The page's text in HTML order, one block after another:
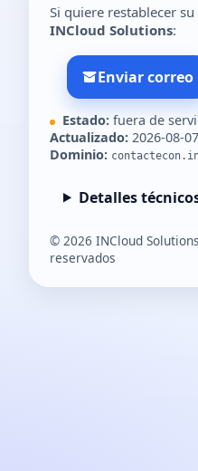
Si quiere restablecer
INCloud Solutions:
Enviar correo
Estado: fuera de
Actualizado: 2026-08-
Dominio:
Detalles
© 2026 INCloud
reservados